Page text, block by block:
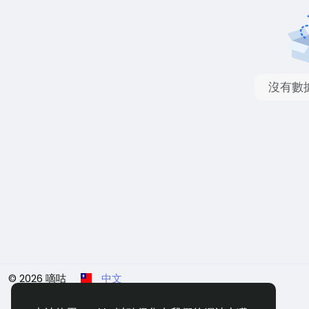
沒有數
© 2026 嘀咕 中文